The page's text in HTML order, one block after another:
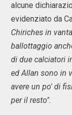
alcune
evidenziato da
Chiriches in
ballottaggio
di due calciatori
ed Allan sono in
avere un po' di
per il resto".